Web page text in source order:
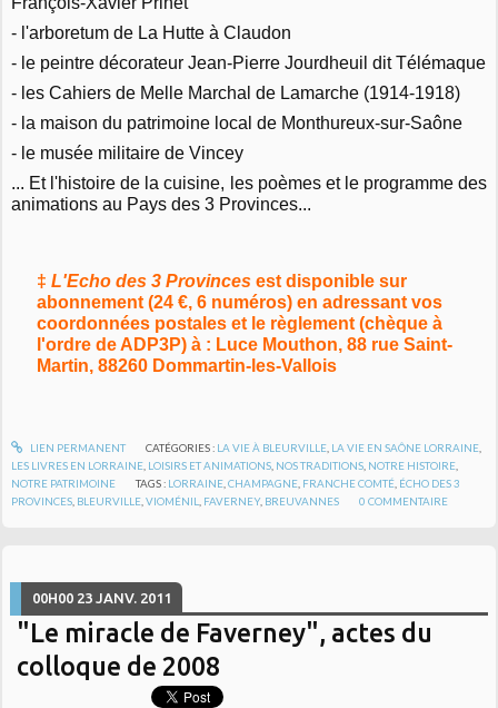
- l'arboretum de La Hutte à Claudon
- le peintre décorateur Jean-Pierre Jourdheuil dit Télémaque
- les Cahiers de Melle Marchal de Lamarche (1914-1918)
- la maison du patrimoine local de Monthureux-sur-Saône
- le musée militaire de Vincey
... Et l'histoire de la cuisine, les poèmes et le programme des
animations au Pays des 3 Provinces...
‡ L'Echo des 3 Provincesest disponible sur
abonnement (24 €, 6 numéros) en adressant vos
coordonnées postales et le règlement (chèque à
l'ordre de ADP3P) à : Luce Mouthon, 88 rue Saint-
Martin, 88260 Dommartin-les-Vallois
LIEN PERMANENT CATÉGORIES : LA VIE À BLEURVILLE, LA VIE EN SAÔNE LORRAINE,
LES LIVRES EN LORRAINE LOISIRS ET ANIMATIONS NOS TRADITIONS NOTRE HISTOIRE
NOTRE PATRIMOINE
TAGS : LORRAINE ,CHAMPAGNE FRANCHE COMTÉ ÉCHO DES 3
PROVINCES BLEURVILLE ,VIOMÉNIL FAVERNEY, BREUVANNES 0 COMMENTAIRE
00H00 23 JANV. 2011
"Le miracle de Faverney", actes du
colloque de 2008